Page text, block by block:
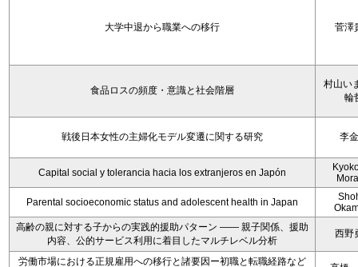
大学中退から職業への移行 菅澤
食品ロスの頻度・意識と社会階層
村山い
輪
戦後日本女性の主婦化モデル変遷に関する研究 李
Capital social y tolerancia hacia los extranjeros en Japón
Parental socioeconomic status and adolescent health in Japan
高齢の親に対する子からの実践的援助パターン ―― 親子関係、援助
内容、公的サービス利用に着目したマルチレベル分析
西野
労働市場における正規雇用への移行と諸要因ー初職と転職経路など